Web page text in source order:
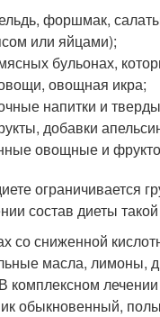
форшмак,
или яйцами);
бульонах,
овощная икра;
напитки и
добавки
овощные и
ограничивается
состав диеты
со сниженной
масла, лимоны,
комплексном лечении
обыкновенный,